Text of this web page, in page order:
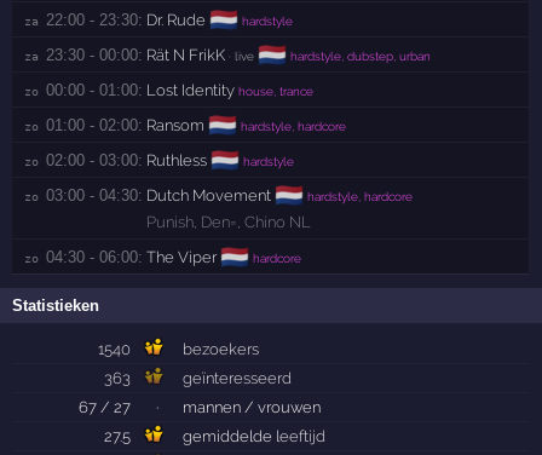
za 22:00 - 23:30: Dr. Rude 🇳🇱 hardstyle
za 23:30 - 00:00: Rät N FrikK · live 🇳🇱 hardstyle, dubstep, urban
zo 00:00 - 01:00: Lost Identity house, trance
zo 01:00 - 02:00: Ransom 🇳🇱 hardstyle, hardcore
zo 02:00 - 03:00: Ruthless 🇳🇱 hardstyle
zo 03:00 - 04:30: Dutch Movement 🇳🇱 hardstyle, hardcore
Punish Den= ,Chino NL
zo 04:30 - 06:00: The Viper 🇳🇱 hardcore
Statistieken
1540
bezoekers
363
geïnteresseerd
67 / 27
·
mannen / vrouwen
27.5
gemiddelde leeftijd